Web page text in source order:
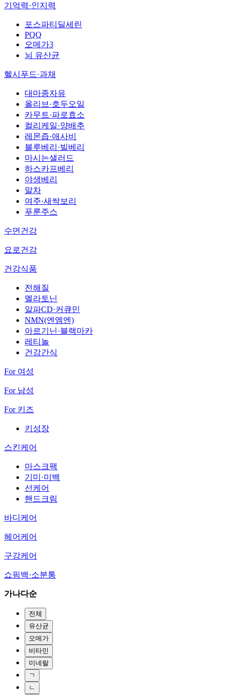
기억력·인지력
포스파티딜세린
PQQ
오메가3
뇌 유산균
헬시푸드·과채
대마종자유
올리브·호두오일
카무트·파로효소
컬리케일·양배추
레몬즙·애사비
블루베리·빌베리
마시는샐러드
하스카프베리
야생베리
말차
여주·새싹보리
푸룬주스
수면건강
요로건강
건강식품
전해질
멜라토닌
알파CD·커큐민
NMN(엔엠엔)
아르기닌·블랙마카
레티놀
건강간식
For 여성
For 남성
For 키즈
키성장
스킨케어
마스크팩
기미·미백
선케어
핸드크림
바디케어
헤어케어
구강케어
쇼핑백·소분통
가나다순
전체
유산균
오메가
비타민
미네랄
ㄱ
ㄴ